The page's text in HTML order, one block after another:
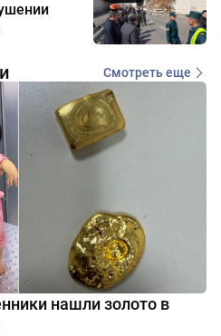
Смотреть еще
нашли золото в